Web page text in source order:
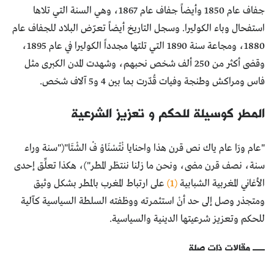
جفاف عام 1850 وأيضاً جفاف عام 1867، وهي السنة التي تلاها
استفحال وباء الكوليرا. وسجل التاريخ أيضاً تعرّض البلاد للجفاف عام
1880، ومجاعة سنة 1890 التي تلتها مجدداً الكوليرا في عام 1895،
وقضى أكثر من 250 ألف شخص نحبهم، وشهدت المدن الكبرى مثل
فاس ومراكش وطنجة وفيات قُدّرت بما بين 4 و5 آلاف شخص.
المطر كوسيلة للحكم و تعزيز الشرعية
"عام ورَا عام ياك نص قرن هذا واحنايا نْتْسْنَاوْ فْ الشْتَا"("سنة وراء
سنة، نصف قرن مضى، ونحن ما زلنا ننتظر المطر")، هكذا تعلِّق إحدى
الأغاني المغربية الشبابية(1)
على ارتباط المغرب بالمطر بشكل وثيق
ومتجذر وصل إلى حد أنْ استثمرته ووظفته السلطة السياسية كآلية
للحكم وتعزيز شرعيتها الدينية والسياسية.
مقالات ذات صلة